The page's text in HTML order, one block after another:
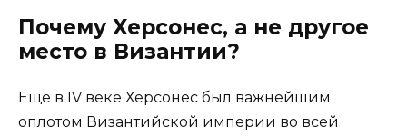
Почему Херсонес, а не другое
место в Византии?
Еще в IV веке Херсонес был важнейшим
оплотом Византийской империи во всей